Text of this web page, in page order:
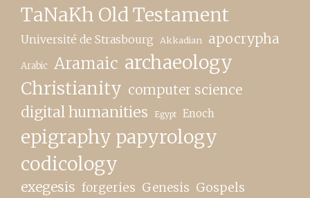
TaNaKh Old Testament
Université de Strasbourg Akkadian apocrypha
Arabic Aramaic archaeology
Christianity computer science
digital humanities Egypt Enoch
epigraphy papyrology
codicology
exegesis forgeries Genesis Gospels